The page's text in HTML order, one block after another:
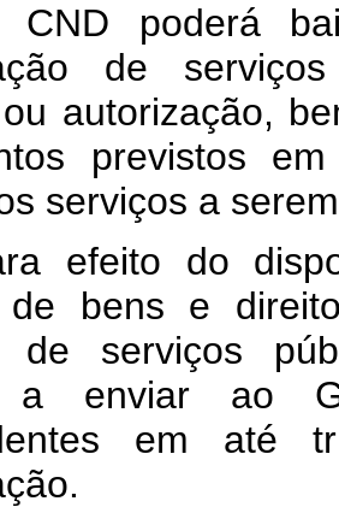
poderá
de
autorização,
previstos
serviços a
efeito do
de bens e
de serviços
a enviar ao
em até